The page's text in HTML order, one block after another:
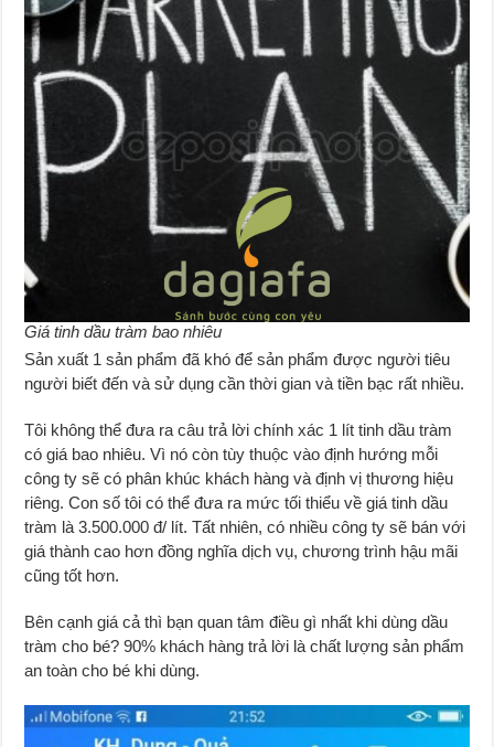
Giá tinh dầu tràm bao nhiêu
Sản xuất 1 sản phẩm đã khó để sản phẩm được người tiêu
người biết đến và sử dụng cần thời gian và tiền bạc rất nhiều.
Tôi không thể đưa ra câu trả lời chính xác 1 lít tinh dầu tràm
có giá bao nhiêu. Vì nó còn tùy thuộc vào định hướng mỗi
công ty sẽ có phân khúc khách hàng và định vị thương hiệu
riêng. Con số tôi có thể đưa ra mức tối thiểu về giá tinh dầu
tràm là 3.500.000 đ/ lít. Tất nhiên, có nhiều công ty sẽ bán với
giá thành cao hơn đồng nghĩa dịch vụ, chương trình hậu mãi
cũng tốt hơn.
Bên cạnh giá cả thì bạn quan tâm điều gì nhất khi dùng dầu
tràm cho bé? 90% khách hàng trả lời là chất lượng sản phẩm
an toàn cho bé khi dùng.